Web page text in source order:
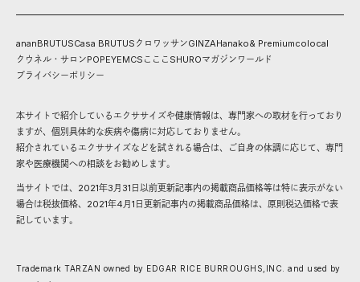
ananBRUTUSCasa BRUTUS クロワッサンGINZAHanako& Premiumcolocal
クウネル・サロンPOPEYEMCS こここ SHUROマガジンワールド
プライバシーポリシー
本サイトで紹介しているエクササイズや健康情報は、専門家への取材を行っており
ますが、個別具体的な疾病や傷病に対応しておりません。
紹介されているエクササイズなどを試される場合は、ご自身の体調に応じて、専門
家や医療機関への相談をお勧めします。
当サイトでは、2021年3月31日以前更新記事内の掲載商品価格等は特に表示がない
場合は税抜価格、2021年4月1日更新記事内の掲載商品価格は、原則税込価格で表
記しています。
Trademark TARZAN owned by EDGAR RICE BURROUGHS,INC. and used by